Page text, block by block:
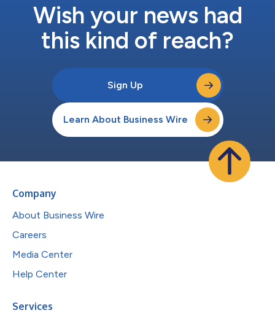
Wish your news had
this kind of reach?
Sign Up
Learn About Business Wire
Company
About Business Wire
Careers
Media Center
Help Center
Services